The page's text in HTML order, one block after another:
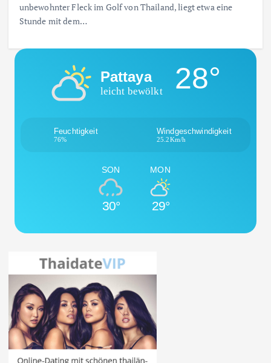
unbewohnter Fleck im Golf von Thailand, liegt etwa eine
Stunde mit dem…
Pattaya
leicht bewölkt 28°
Feuchtigkeit
76%
Windgeschwindigkeit
25.2Km/h
SON
30°
MON
29°